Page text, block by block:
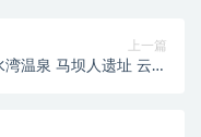
上一篇
温泉 马坝人遗址 云门